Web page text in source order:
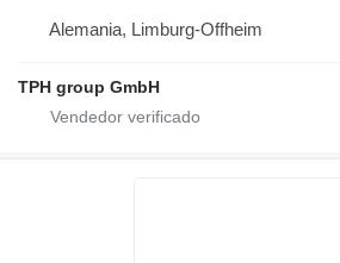
Alemania, Limburg-Offheim
TPH group GmbH